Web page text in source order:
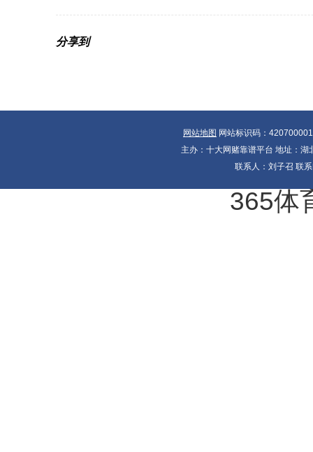
分享到
网站地图 网站标识码：
主办：十大网赌靠谱平台 地址：
联系人：刘子召 联
365体